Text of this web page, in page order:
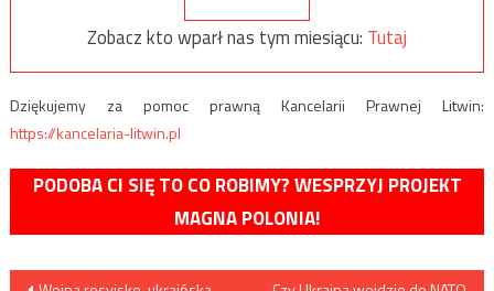
Zobacz kto wparł nas tym miesiącu: Tutaj
Dziękujemy za pomoc prawną Kancelarii Prawnej Litwin:
https://kancelaria-litwin.pl
PODOBA CI SIĘ TO CO ROBIMY? WESPRZYJ PROJEKT
MAGNA POLONIA!